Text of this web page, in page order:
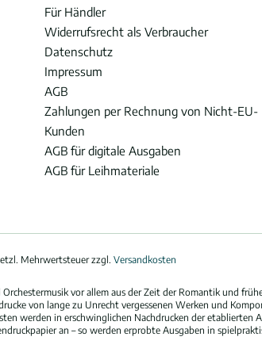
Für Händler
Widerrufsrecht als Verbraucher
Datenschutz
Impressum
AGB
Zahlungen per Rechnung von Nicht-EU-
Kunden
AGB für digitale Ausgaben
AGB für Leihmateriale
Mehrwertsteuer zzgl. Versandkosten
vor allem aus der Zeit der Romantik und
von lange zu Unrecht vergessenen Werken und
werden in erschwinglichen Nachdrucken der etablierten
an – so werden erprobte Ausgaben in